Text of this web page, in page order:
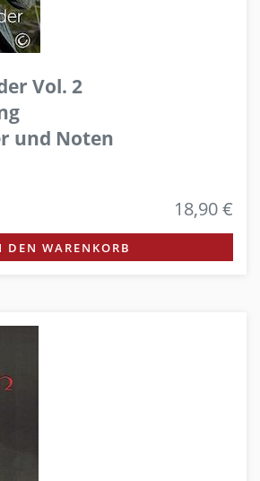
Vol. 2
und Noten
18,90 €
DEN WARENKORB